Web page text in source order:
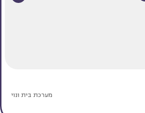
מערכת בית ונוי